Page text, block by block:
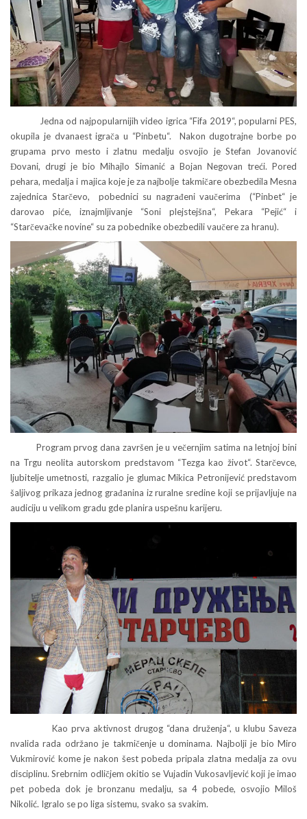
Jedna od najpopularnijih video igrica “Fifa 2019“, popularni PES,
okupila je dvanaest igrača u “Pinbetu“. Nakon dugotrajne borbe po
grupama prvo mesto i zlatnu medalju osvojio je Stefan Jovanović
Đovani, drugi je bio Mihajlo Simanić a Bojan Negovan treći. Pored
pehara, medalja i majica koje je za najbolje takmičare obezbedila Mesna
zajednica Starčevo, pobednici su nagrađeni vaučerima (“Pinbet“ je
darovao piće, iznajmljivanje “Soni plejstejšna“, Pekara “Pejić“ i
“Starčevačke novine“ su za pobednike obezbedili vaučere za hranu).
Program prvog dana završen je u večernjim satima na letnjoj bini
na Trgu neolita autorskom predstavom “Tezga kao život“. Starčevce,
ljubitelje umetnosti, razgalio je glumac Mikica Petronijević predstavom
šaljivog prikaza jednog građanina iz ruralne sredine koji se prijavljuje na
audiciju u velikom gradu gde planira uspešnu karijeru.
Kao prva aktivnost drugog “dana druženja“, u klubu Saveza
nvalida rada održano je takmičenje u dominama. Najbolji je bio Miro
Vukmirović kome je nakon šest pobeda pripala zlatna medalja za ovu
disciplinu. Srebrnim odličjem okitio se Vujadin Vukosavljević koji je imao
pet pobeda dok je bronzanu medalju, sa 4 pobede, osvojio Miloš
Nikolić. Igralo se po liga sistemu, svako sa svakim.